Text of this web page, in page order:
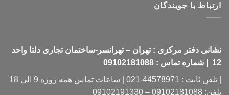
ارتباط با جویندگان
نشانی دفتر مرکزی : تهران – تهرانسر-ساختمان تجاری دلتا واحد
12 | شماره تماس : 09102181088
| تلفن ثابت : 44578971-021 | ساعات تماس همه روزه 9 الی 18
تلفن: 09102181088 – 09102191330